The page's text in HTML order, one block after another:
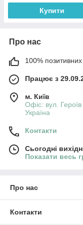
Купити
Про нас
100% позитивних
Працює з
м. Київ
Офіс: вул. Героїв
Україна
Контакти
Сьогодні
Показати весь
Про нас
Контакти